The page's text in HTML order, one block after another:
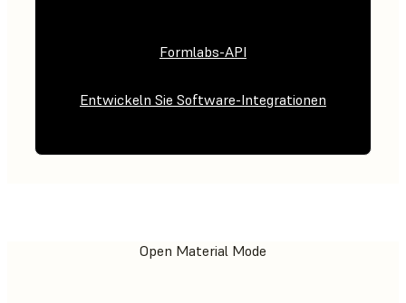
Formlabs-API
Entwickeln Sie Software-Integrationen
Open Material Mode